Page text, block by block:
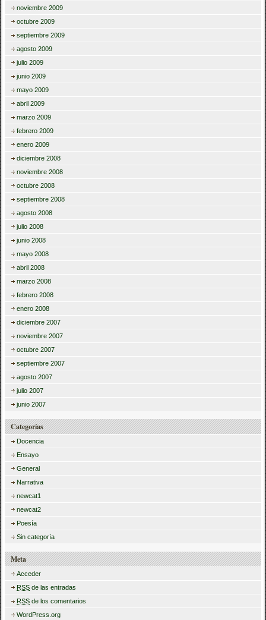
noviembre 2009
octubre 2009
septiembre 2009
agosto 2009
julio 2009
junio 2009
mayo 2009
abril 2009
marzo 2009
febrero 2009
enero 2009
diciembre 2008
noviembre 2008
octubre 2008
septiembre 2008
agosto 2008
julio 2008
junio 2008
mayo 2008
abril 2008
marzo 2008
febrero 2008
enero 2008
diciembre 2007
noviembre 2007
octubre 2007
septiembre 2007
agosto 2007
julio 2007
junio 2007
Categorías
Docencia
Ensayo
General
Narrativa
newcat1
newcat2
Poesía
Sin categoría
Meta
Acceder
RSS de las entradas
RSS de los comentarios
WordPress.org